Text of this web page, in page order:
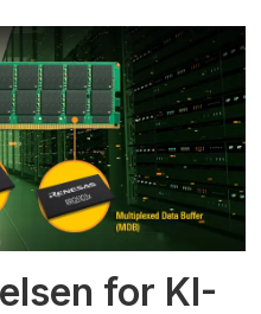
for KI-